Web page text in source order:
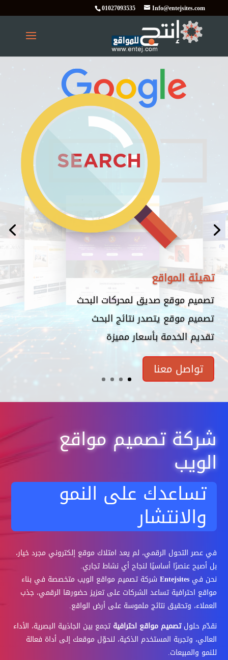
01027093535 Info@entejsites.com
تهيئة المواقع
تصميم موقع صديق لمحركات البحث
تصميم موقع يتصدر نتائج البحث
تقديم الخدمة بأسعار مميزة
تواصل معنا
شركة تصميم مواقع
الويب
تساعدك على النمو
والانتشار
في عصر التحول الرقمي، لم يعد امتلاك موقع إلكتروني مجرد خيار،
بل أصبح عنصرًا أساسيًا لنجاح أي نشاط تجاري.
نحن فيEntejsites شركة تصميم مواقع الويب متخصصة في بناء
مواقع احترافية تساعد الشركات على تعزيز حضورها الرقمي، جذب
العملاء، وتحقيق نتائج ملموسة على أرض الواقع.
نقدّم حلولتصميم مواقع احترافية تجمع بين الجاذبية البصرية، الأداء
العالي، وتجربة المستخدم الذكية، لنحوّل موقعك إلى أداة فعالة
للنمو والمبيعات.